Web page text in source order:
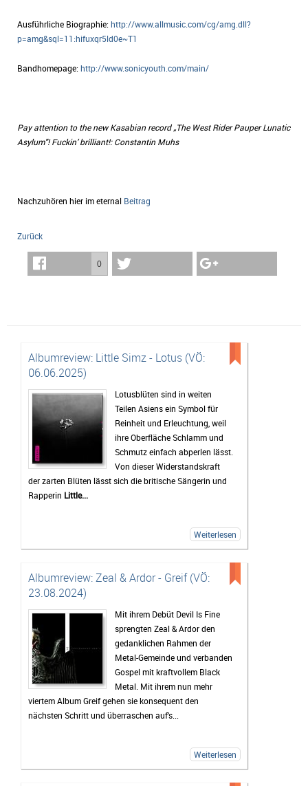
Ausführliche Biographie:http://www.allmusic.com/cg/amg.dll?
p=amg&sql=11:hifuxqr5ld0e~T1
Bandhomepage:http://www.sonicyouth.com/main/
Pay attention to the new Kasabian record „The West Rider Pauper Lunatic
Asylum"! Fuckin’ brilliant!: Constantin Muhs
Nachzuhören hier im eternal Beitrag
Zurück
0
Albumreview: Little Simz - Lotus (VÖ:
06.06.2025)
Lotusblüten sind in weiten
Teilen Asiens ein Symbol für
Reinheit und Erleuchtung, weil
ihre Oberfläche Schlamm und
Schmutz einfach abperlen lässt.
Von dieser Widerstandskraft
der zarten Blüten lässt sich die britische Sängerin und
Rapperin Little...
Weiterlesen
Albumreview: Zeal & Ardor - Greif (VÖ:
23.08.2024)
Mit ihrem Debüt Devil Is Fine
sprengten Zeal & Ardor den
gedanklichen Rahmen der
Metal-Gemeinde und verbanden
Gospel mit kraftvollem Black
Metal. Mit ihrem nun mehr
viertem Album Greif gehen sie konsequent den
nächsten Schritt und überraschen auf's...
Weiterlesen